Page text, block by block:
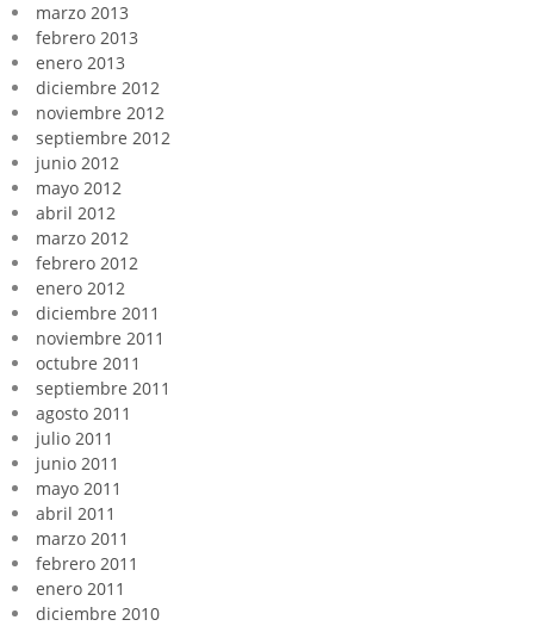
marzo 2013
febrero 2013
enero 2013
diciembre 2012
noviembre 2012
septiembre 2012
junio 2012
mayo 2012
abril 2012
marzo 2012
febrero 2012
enero 2012
diciembre 2011
noviembre 2011
octubre 2011
septiembre 2011
agosto 2011
julio 2011
junio 2011
mayo 2011
abril 2011
marzo 2011
febrero 2011
enero 2011
diciembre 2010